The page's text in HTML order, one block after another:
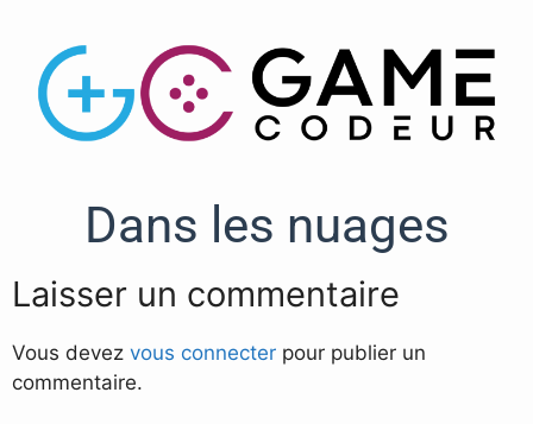
Dans les nuages
Laisser un commentaire
Vous devez vous connecter pour publier un
commentaire.